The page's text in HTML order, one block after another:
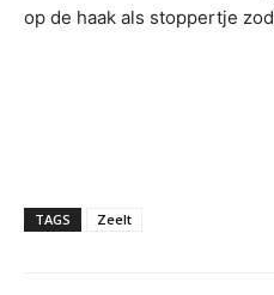
op de haak als stoppertje
TAGS Zeelt